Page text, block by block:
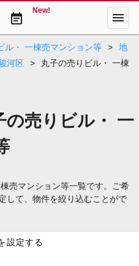
event_note
New! menu
ル・ 一棟売マンション等 >
地
河区 >
丸子の売りビル・ 一棟
の売りビル・ 一
売マンション等一覧です。ご希
して、物件を絞り込むことがで
設定する